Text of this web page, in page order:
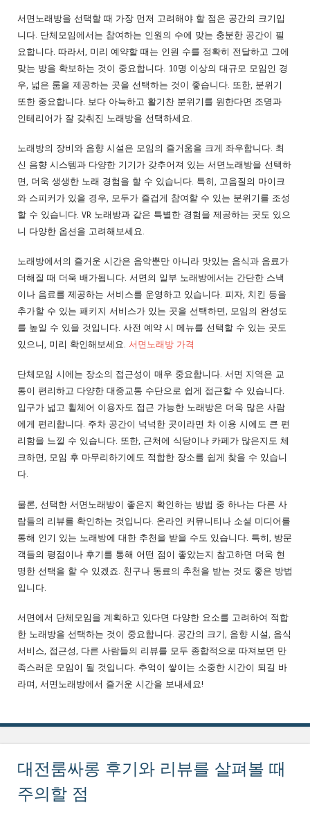
서면노래방을 선택할 때 가장 먼저 고려해야 할 점은 공간의 크기입
니다. 단체모임에서는 참여하는 인원의 수에 맞는 충분한 공간이 필
요합니다. 따라서, 미리 예약할 때는 인원 수를 정확히 전달하고 그에
맞는 방을 확보하는 것이 중요합니다. 10명 이상의 대규모 모임인 경
우, 넓은 룸을 제공하는 곳을 선택하는 것이 좋습니다. 또한, 분위기
또한 중요합니다. 보다 아늑하고 활기찬 분위기를 원한다면 조명과
인테리어가 잘 갖춰진 노래방을 선택하세요.
노래방의 장비와 음향 시설은 모임의 즐거움을 크게 좌우합니다. 최
신 음향 시스템과 다양한 기기가 갖추어져 있는 서면노래방을 선택하
면, 더욱 생생한 노래 경험을 할 수 있습니다. 특히, 고음질의 마이크
와 스피커가 있을 경우, 모두가 즐겁게 참여할 수 있는 분위기를 조성
할 수 있습니다. VR 노래방과 같은 특별한 경험을 제공하는 곳도 있으
니 다양한 옵션을 고려해보세요.
노래방에서의 즐거운 시간은 음악뿐만 아니라 맛있는 음식과 음료가
더해질 때 더욱 배가됩니다. 서면의 일부 노래방에서는 간단한 스낵
이나 음료를 제공하는 서비스를 운영하고 있습니다. 피자, 치킨 등을
추가할 수 있는 패키지 서비스가 있는 곳을 선택하면, 모임의 완성도
를 높일 수 있을 것입니다. 사전 예약 시 메뉴를 선택할 수 있는 곳도
있으니, 미리 확인해보세요. 서면노래방 가격
단체모임 시에는 장소의 접근성이 매우 중요합니다. 서면 지역은 교
통이 편리하고 다양한 대중교통 수단으로 쉽게 접근할 수 있습니다.
입구가 넓고 휠체어 이용자도 접근 가능한 노래방은 더욱 많은 사람
에게 편리합니다. 주차 공간이 넉넉한 곳이라면 차 이용 시에도 큰 편
리함을 느낄 수 있습니다. 또한, 근처에 식당이나 카페가 많은지도 체
크하면, 모임 후 마무리하기에도 적합한 장소를 쉽게 찾을 수 있습니
다.
물론, 선택한 서면노래방이 좋은지 확인하는 방법 중 하나는 다른 사
람들의 리뷰를 확인하는 것입니다. 온라인 커뮤니티나 소셜 미디어를
통해 인기 있는 노래방에 대한 추천을 받을 수도 있습니다. 특히, 방문
객들의 평점이나 후기를 통해 어떤 점이 좋았는지 참고하면 더욱 현
명한 선택을 할 수 있겠죠. 친구나 동료의 추천을 받는 것도 좋은 방법
입니다.
서면에서 단체모임을 계획하고 있다면 다양한 요소를 고려하여 적합
한 노래방을 선택하는 것이 중요합니다. 공간의 크기, 음향 시설, 음식
서비스, 접근성, 다른 사람들의 리뷰를 모두 종합적으로 따져보면 만
족스러운 모임이 될 것입니다. 추억이 쌓이는 소중한 시간이 되길 바
라며, 서면노래방에서 즐거운 시간을 보내세요!
대전룸싸롱 후기와 리뷰를 살펴볼 때
주의할 점